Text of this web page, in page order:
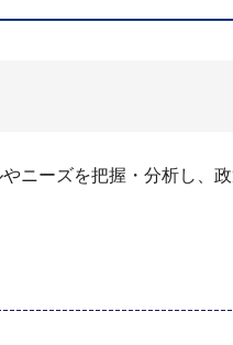
ニーズを把握・分析し、